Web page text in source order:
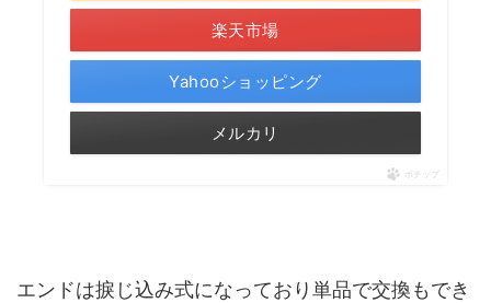
楽天市場
Yahooショッピング
メルカリ
ポチップ
エンドは捩じ込み式になっており単品で交換もでき